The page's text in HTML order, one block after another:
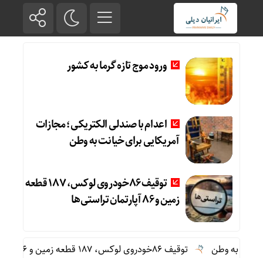
ورود موج تازه گرما به کشور
اعدام با صندلی الکتریکی؛ مجازات
آمریکایی برای خیانت به وطن
توقیف 86خودروی لوکس، 187 قطعه
زمین و 86 آپارتمان تراستی‌ها
به وطن
توقیف 86خودروی لوکس، 187 قطعه زمین و 86 آپارتمان تراستی‌ها